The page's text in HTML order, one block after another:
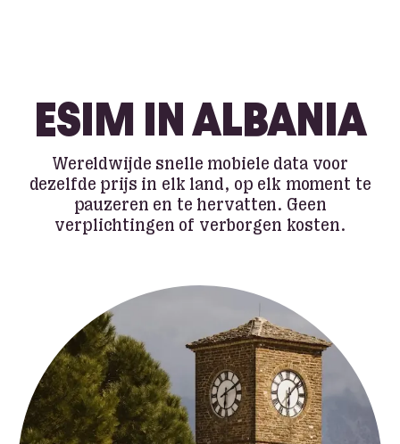
ESIM IN ALBANIA
Wereldwijde snelle mobiele data voor
dezelfde prijs in elk land, op elk moment te
pauzeren en te hervatten. Geen
verplichtingen of verborgen kosten.